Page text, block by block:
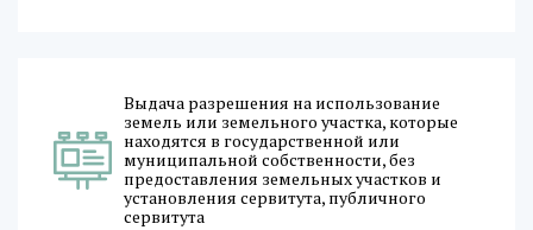
Выдача разрешения на использование
земель или земельного участка, которые
находятся в государственной или
муниципальной собственности, без
предоставления земельных участков и
установления сервитута, публичного
сервитута